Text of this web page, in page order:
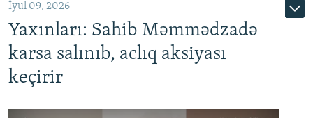
İyul 09, 2026
Yaxınları: Sahib Məmmədzadə
karsa salınıb, aclıq aksiyası
keçirir